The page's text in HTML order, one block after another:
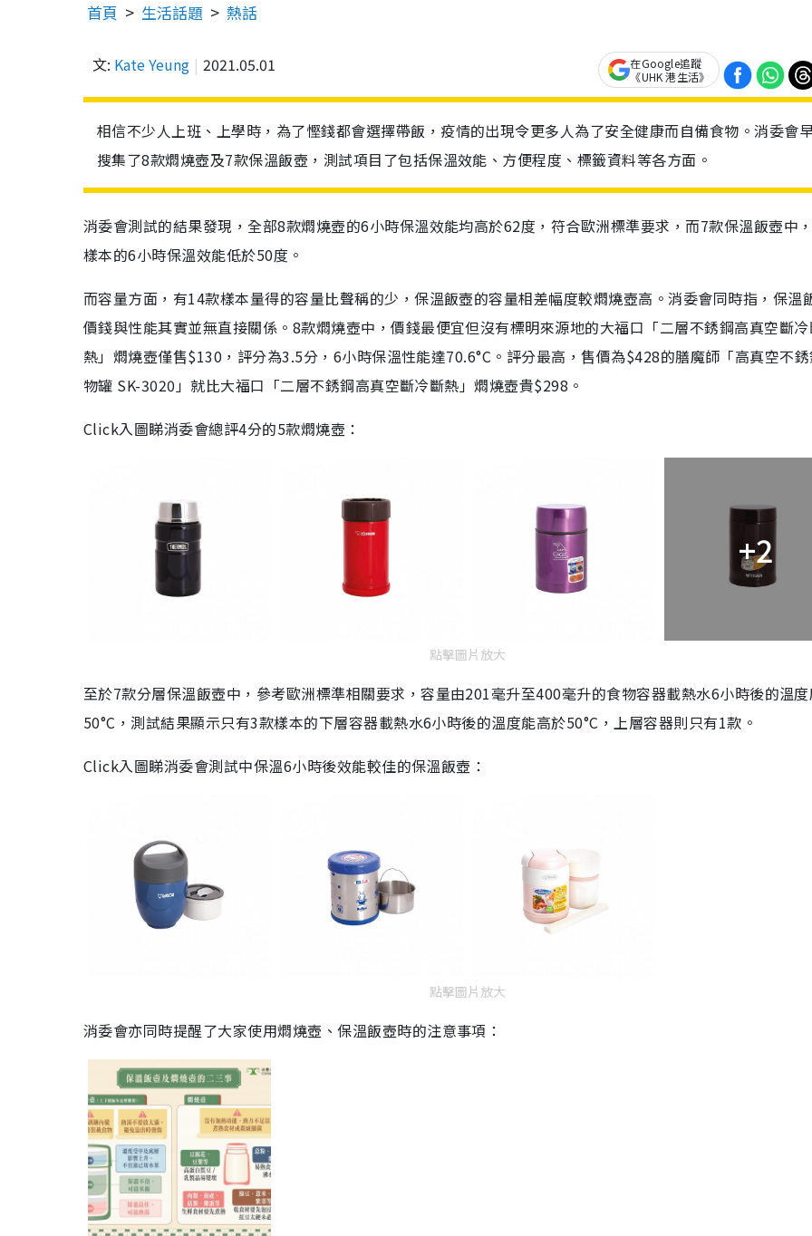
首頁 生活話題 熱話
文: Kate Yeung 2021.05.01
在Google追蹤
《UHK 港生活》
相信不少人上班、上學時，為了慳錢都會選擇帶飯，疫情的出現令更多人為了安全健康而自備食物。消委會
搜集了8款燜燒壺及7款保溫飯壺，測試項目了包括保溫效能、方便程度、標籤資料等各方面。
消委會測試的結果發現，全部8款燜燒壺的6小時保溫效能均高於62度，符合歐洲標準要求，而7款保溫飯壺中
樣本的6小時保溫效能低於50度。
而容量方面，有14款樣本量得的容量比聲稱的少，保溫飯壺的容量相差幅度較燜燒壺高。消委會同時指，保溫
價錢與性能其實並無直接關係。8款燜燒壺中，價錢最便宜但沒有標明來源地的大福口「二層不銹鋼高真空斷
熱」燜燒壺僅售$130，評分為3.5分，6小時保溫性能達70.6°C。評分最高，售價為$428的膳魔師「高真空不
物罐 SK-3020」就比大福口「二層不銹鋼高真空斷冷斷熱」燜燒壺貴$298。
Click入圖睇消委會總評4分的5款燜燒壺：
+2
點擊圖片放大
至於7款分層保溫飯壺中，參考歐洲標準相關要求，容量由201毫升至400毫升的食物容器載熱水6小時後的溫
50°C，測試結果顯示只有3款樣本的下層容器載熱水6小時後的溫度能高於50°C，上層容器則只有1款。
Click入圖睇消委會測試中保溫6小時後效能較佳的保溫飯壺：
點擊圖片放大
消委會亦同時提醒了大家使用燜燒壺、保溫飯壺時的注意事項：